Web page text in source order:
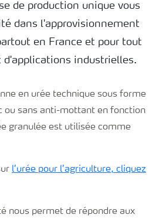
de production unique vous
dans l'approvisionnement
en France et pour tout
d'applications industrielles.
en urée technique sous forme
ou sans anti-mottant en fonction
granulée est utilisée comme
l’urée pour l’agriculture, cliquez
nous permet de répondre aux